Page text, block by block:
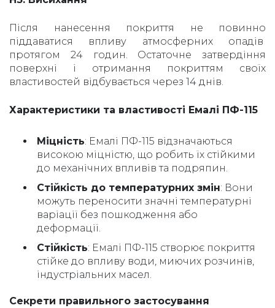
Після нанесення покриття не повинно
піддаватися впливу атмосферних опадів
протягом 24 годин. Остаточне затвердіння
поверхні і отримання покриттям своїх
властивостей відбувається через 14 днів.
Характеристики та властивості Емалі ПФ-115
Міцність: Емалі ПФ-115 відзначаються
високою міцністю, що робить їх стійкими
до механічних впливів та подряпин.
Стійкість до температурних змін: Вони
можуть переносити значні температурні
варіації без пошкодження або
деформації.
Стійкість: Емалі ПФ-115 cтворює покриття
стійке до впливу води, миючих розчинів,
індустріальних масел.
Секрети правильного застосування